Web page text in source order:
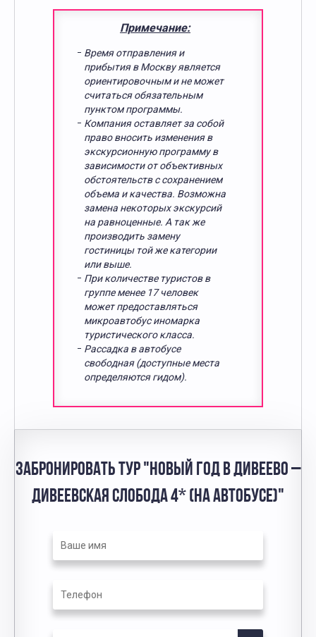
Примечание:
Время отправления и
прибытия в Москву является
ориентировочным и не может
считаться обязательным
пунктом программы.
Компания оставляет за собой
право вносить изменения в
экскурсионную программу в
зависимости от объективных
обстоятельств с сохранением
объема и качества. Возможна
замена некоторых экскурсий
на равноценные. А так же
производить замену
гостиницы той же категории
или выше.
При количестве туристов в
группе менее 17 человек
может предоставляться
микроавтобус иномарка
туристического класса.
Рассадка в автобусе
свободная (доступные места
определяются гидом).
ЗАБРОНИРОВАТЬ ТУР "НОВЫЙ ГОД В ДИВЕЕВО –
ДИВЕЕВСКАЯ СЛОБОДА 4* (НА АВТОБУСЕ)"